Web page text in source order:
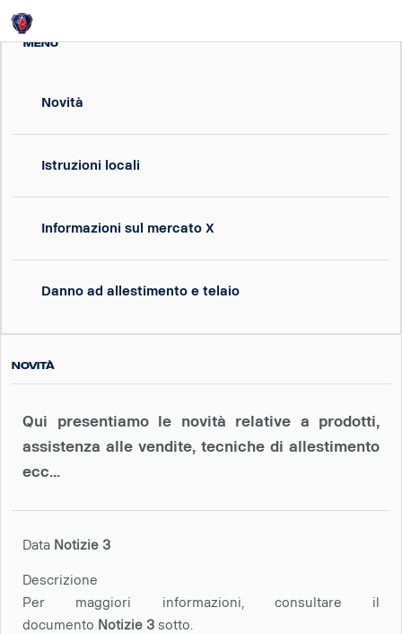
MENU
Novità
Istruzioni locali
Informazioni sul mercato X
Danno ad allestimento e telaio
Novità
Qui presentiamo le novità relative a prodotti,
assistenza alle vendite, tecniche di allestimento
ecc...
Data Notizie 3
Descrizione
Per maggiori informazioni, consultare il
documento Notizie 3 sotto.